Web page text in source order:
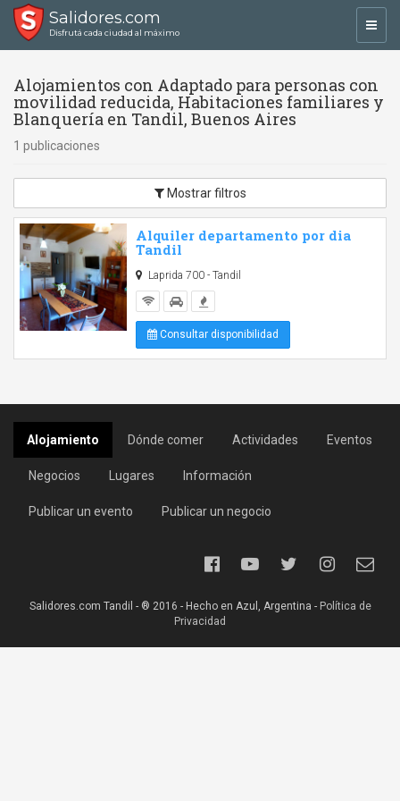
Salidores.com
Disfrutá cada ciudad al máximo
Alojamientos con Adaptado para personas con
movilidad reducida, Habitaciones familiares y
Blanquería en Tandil, Buenos Aires
1 publicaciones
Mostrar filtros
Alquiler departamento por dia
Tandil
Laprida 700 - Tandil
Consultar disponibilidad
Alojamiento Dónde comer Actividades Eventos
Negocios Lugares Información
Publicar un evento Publicar un negocio
Salidores.com Tandil - ® 2016 - Hecho en Azul, Argentina - Política de
Privacidad